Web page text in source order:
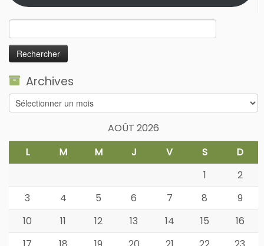
Archives
Archives
AOÛT 2026
L
M M J V S
D
1
2
3
4 5 6 7 8
9
10
11 12 13 14 15
16